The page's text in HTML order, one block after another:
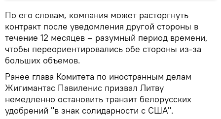
По его словам, компания может расторгнуть
контракт после уведомления другой стороны в
течение 12 месяцев – разумный период времени,
чтобы переориентировались обе стороны из-за
больших объемов.
Ранее глава Комитета по иностранным делам
Жигимантас Павиленис призвал Литву
немедленно остановить транзит белорусских
удобрений "в знак солидарности с США".